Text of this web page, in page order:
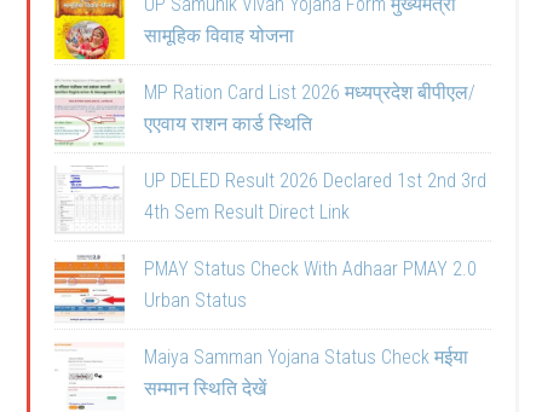
सामूहिक विवाह योजना
MP Ration Card List 2026 मध्यप्रदेश बीपीएल/
एएवाय राशन कार्ड स्थिति
UP DELED Result 2026 Declared 1st 2nd 3rd
4th Sem Result Direct Link
PMAY Status Check With Adhaar PMAY 2.0
Urban Status
Maiya Samman Yojana Status Check मईया
सम्मान स्थिति देखें